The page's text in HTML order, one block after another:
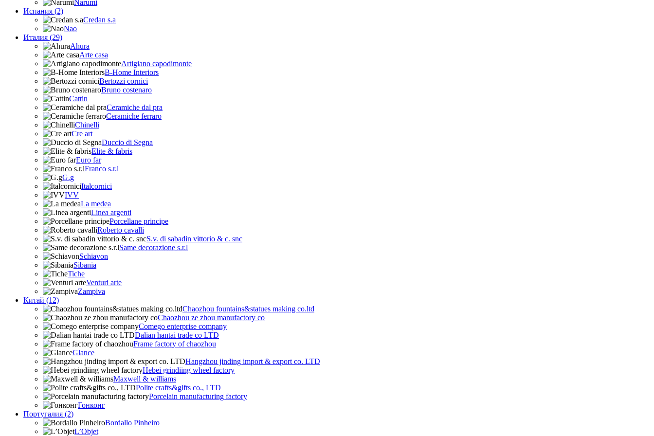
Narumi
Испания (2)
Credan s.a
Nao
Италия (29)
Ahura
Arte casa
Artigiano capodimonte
B-Home Interiors
Bertozzi cornici
Bruno costenaro
Cattin
Ceramiche dal pra
Ceramiche ferraro
Chinelli
Cre art
Duccio di Segna
Elite & fabris
Euro far
Franco s.r.l
G.g
Italcornici
IVV
La medea
Linea argenti
Porcellane principe
Roberto cavalli
S.v. di sabadin vittorio & c. snc
Same decorazione s.r.l
Schiavon
Sibania
Tiche
Venturi arte
Zampiva
Китай (12)
Chaozhou fountains&statues making co.ltd
Chaozhou ze zhou manufactory co
Comego enterprise company
Dalian hantai trade co LTD
Frame factory of chaozhou
Glance
Hangzhou jinding import & export co. LTD
Hebei grindiing wheel factory
Maxwell & williams
Polite crafts&gifts co., LTD
Porcelain manufacturing factory
Гонконг
Португалия (2)
Bordallo Pinheiro
L’Objet